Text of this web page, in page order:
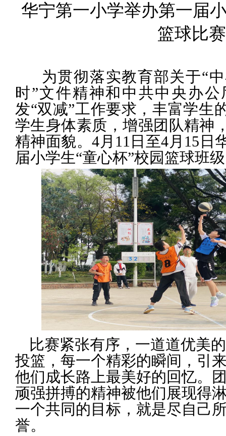
华宁第一小学举办第一届
篮球比赛
为贯彻落实教育部关于“
时”文件精神和中共中央办
发“双减”工作要求 ，丰富学生
学生身体素质 ，增强团队精神
精神面貌。4月 11 日 至4月 15 日
届小学生“童心杯”校园篮球班级
比赛紧张有序，一道道优美
投篮 ，每一个精彩的瞬间，引
他们成长路上最美好的回忆。
顽强拼搏的精神被他们展现得
一个共同的目标，就是尽自己
誉。